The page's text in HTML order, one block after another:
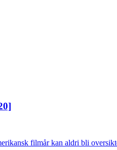
filmår kan aldri bli